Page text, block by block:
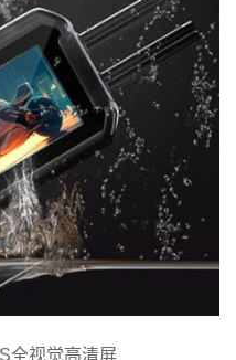
全视觉高清屏